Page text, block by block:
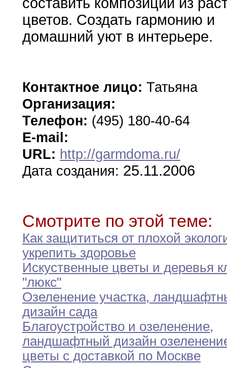
цветов. Создать гармонию и
домашний уют в интерьере.
Контактное лицо: Татьяна
Организация:
Телефон: (495) 180-40-64
E-mail:
URL: http://garmdoma.ru/
Дата создания: 25.11.2006
Смотрите по этой теме:
Как защититься от плохой
укрепить здоровье
Искуственные цветы и деревья
"люкс"
Озеленение участка,
дизайн сада
Благоустройство и озеленение,
ландшафтный дизайн
цветы с доставкой по Москве